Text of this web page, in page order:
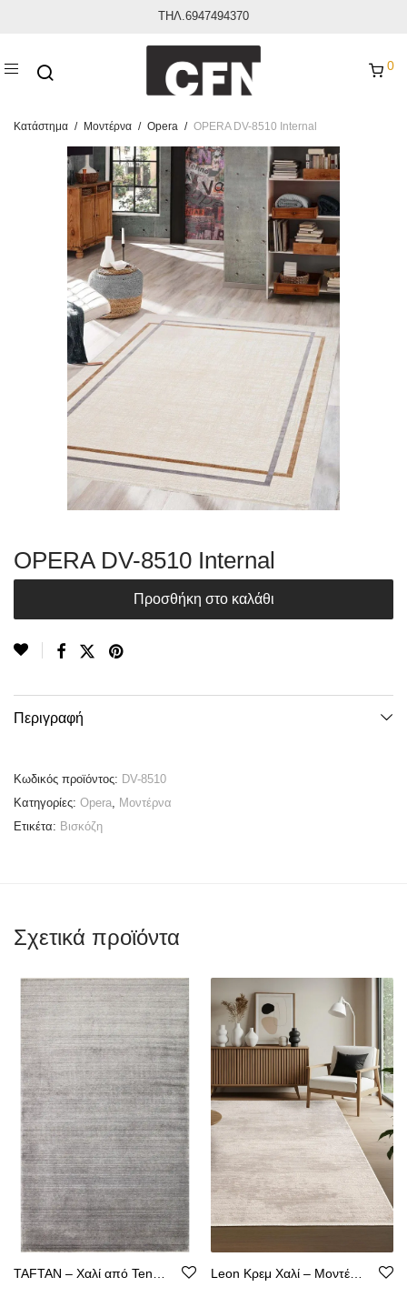
ΤΗΛ.6947494370
0
Κατάστημα / Μοντέρνα / Opera / OPERA DV-8510 Internal
OPERA DV-8510 Internal
Προσθήκη στο καλάθι
Περιγραφή
Κωδικός προϊόντος: DV-8510
Κατηγορίες: Opera, Μοντέρνα
Ετικέτα: Βισκόζη
Σχετικά προϊόντα